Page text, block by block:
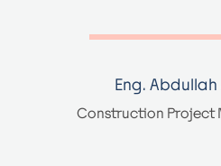
Eng. Abdullah
Construction Project